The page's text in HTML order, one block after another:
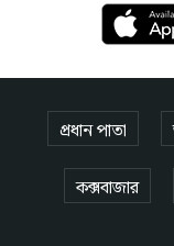
প্রধান পাতা
কক্সবাজার